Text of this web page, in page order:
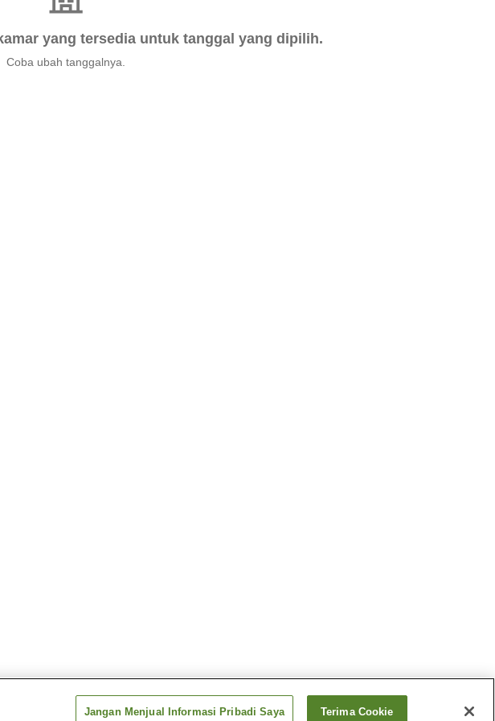
yang tersedia untuk tanggal yang dipilih.
Coba ubah tanggalnya.
Jangan Menjual Informasi Pribadi Saya Terima Cookie